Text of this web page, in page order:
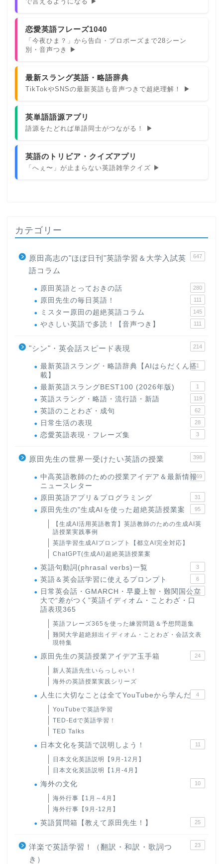
恋愛英語フレーズ1040
「今夜ひま？」から告白・プロポーズまで28シーン
別・音声つき ▶
最新スラング英語・略語辞典
TikTokやSNSの最新英語も音声つきで超絶理解！ ▶
英単語語源アプリ
語源をたどれば単語同士がつながる！ ▶
英語のトリビア・クイズアプリ
「へぇ〜」が止まらない英語雑学クイズ ▶
カテゴリー
原田高志の"ほぼ日刊"英語学習＆大学入試英
語コラム
647
原田英語とっておきの話 280
原田先生の毎日英語！ 111
ミスター原田の超絶英語コラム 145
やさしい英語で多読！【音声つき】 111
"シン"・英会話スピード表現 214
最新英語スラング・略語辞典【AIはらだくん搭
載】
1
最新英語スラングBEST100 (2026年版) 1
英語スラング・略語・流行語・新語 119
英語のことわざ・成句 62
日常生活の表現 28
恋愛英語表現・フレーズ集 3
原田先生の世界一受けたい英語の授業 398
中高英語教師のための授業アイデア＆最新情報
ニュースレター
169
原田英語アプリ＆プログラミング 31
原田先生の"生成AIを使った超絶英語授業案 95
【生成AI活用英語教育】英語教師のための生成AI英
語授業実践事例
英語学習生成AIプロンプト【都立AI完全対応】
ChatGPT(生成AI)超絶英語授業案
英語句動詞(phrasal verbs)一覧 3
英語＆英会話学習に使えるプロンプト 6
日常英会話・GMARCH・早慶上智・難関国公立
大で“差がつく”英語イディオム・ことわざ・口
語表現365
22
英語フレーズ365を使った練習問題＆予想問題集
難関大学超絶頻出イディオム・ことわざ・会話文表
現特集
原田先生の英語授業アイデア玉手箱 24
新人英語先生いらっしゃい！
海外の英語授業実践シリーズ
人生に大切なことは全てYouTubeから学んだ 4
YouTubeで英語学習
TED-Edで英語学習！
TED Talks
日本文化を英語で説明しよう！ 11
日本文化英語説明【9月-12月】
日本文化英語説明【1月-4月】
海外の文化 10
海外行事【1月～4月】
海外行事【9月-12月】
英語質問箱【教えて原田先生！】 25
洋楽で英語学習！（翻訳・和訳・歌詞つ
き）
23